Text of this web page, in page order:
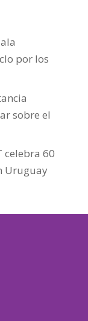
por los
sobre el
celebra 60
Uruguay